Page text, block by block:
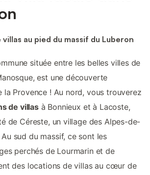
au pied du massif du Luberon
située entre les belles villes de
est une découverte
la Provence ! Au nord, vous trouverez
de villasà Bonnieux et à Lacoste,
de Céreste, un village des Alpes-de-
sud du massif, ce sont les
perchés de Lourmarin et de
des locations de villas au cœur de